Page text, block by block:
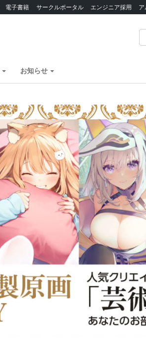
電子書籍 サークルポータル エンジニア採用
お知らせ